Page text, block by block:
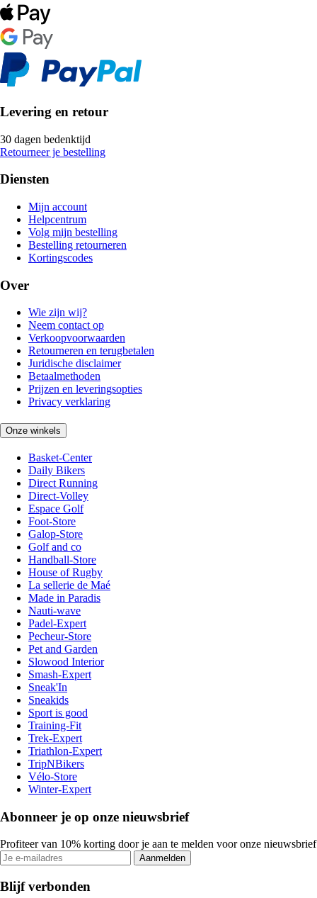
Levering en retour
30 dagen bedenktijd
Retourneer je bestelling
Diensten
Mijn account
Helpcentrum
Volg mijn bestelling
Bestelling retourneren
Kortingscodes
Over
Wie zijn wij?
Neem contact op
Verkoopvoorwaarden
Retourneren en terugbetalen
Juridische disclaimer
Betaalmethoden
Prijzen en leveringsopties
Privacy verklaring
Onze winkels
Basket-Center
Daily Bikers
Direct Running
Direct-Volley
Espace Golf
Foot-Store
Galop-Store
Golf and co
Handball-Store
House of Rugby
La sellerie de Maé
Made in Paradis
Nauti-wave
Padel-Expert
Pecheur-Store
Pet and Garden
Slowood Interior
Smash-Expert
Sneak'In
Sneakids
Sport is good
Training-Fit
Trek-Expert
Triathlon-Expert
TripNBikers
Vélo-Store
Winter-Expert
Abonneer je op onze nieuwsbrief
Profiteer van 10% korting door je aan te melden voor onze nieuwsbrief
Aanmelden
Blijf verbonden